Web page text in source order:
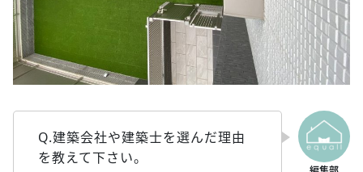
Q.建築会社や建築士を選んだ理由
を教えて下さい。